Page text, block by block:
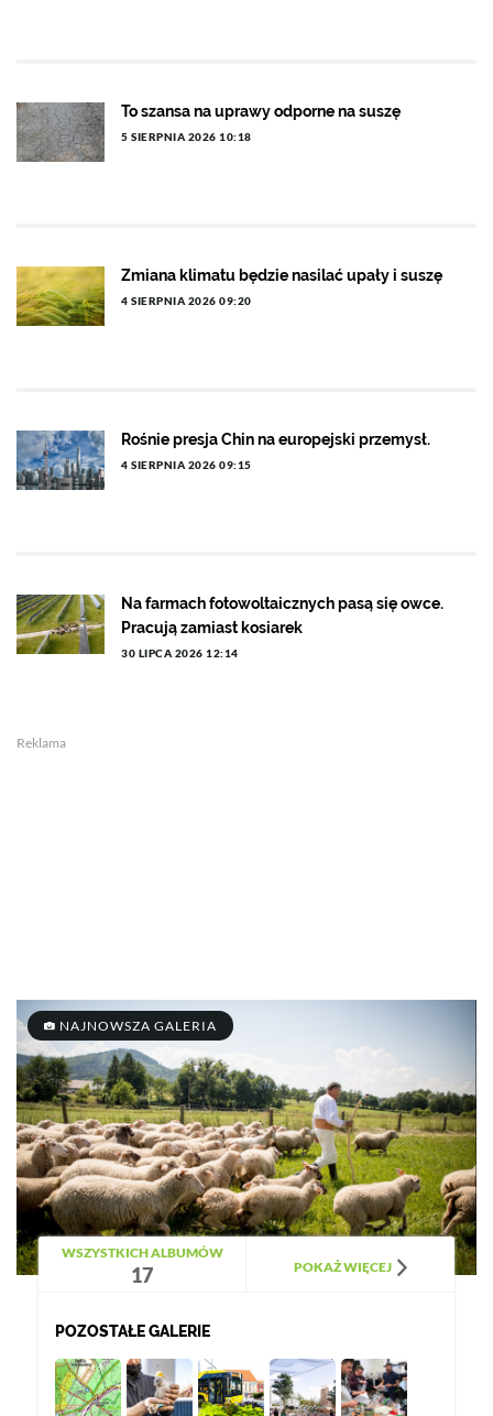
To szansa na uprawy odporne na suszę
5 SIERPNIA 2026 10:18
Zmiana klimatu będzie nasilać upały i suszę
4 SIERPNIA 2026 09:20
Rośnie presja Chin na europejski przemysł.
4 SIERPNIA 2026 09:15
Na farmach fotowoltaicznych pasą się owce.
Pracują zamiast kosiarek
30 LIPCA 2026 12:14
Reklama
NAJNOWSZA GALERIA
WSZYSTKICH ALBUMÓW
17 POKAŻ WIĘCEJ
POZOSTAŁE GALERIE